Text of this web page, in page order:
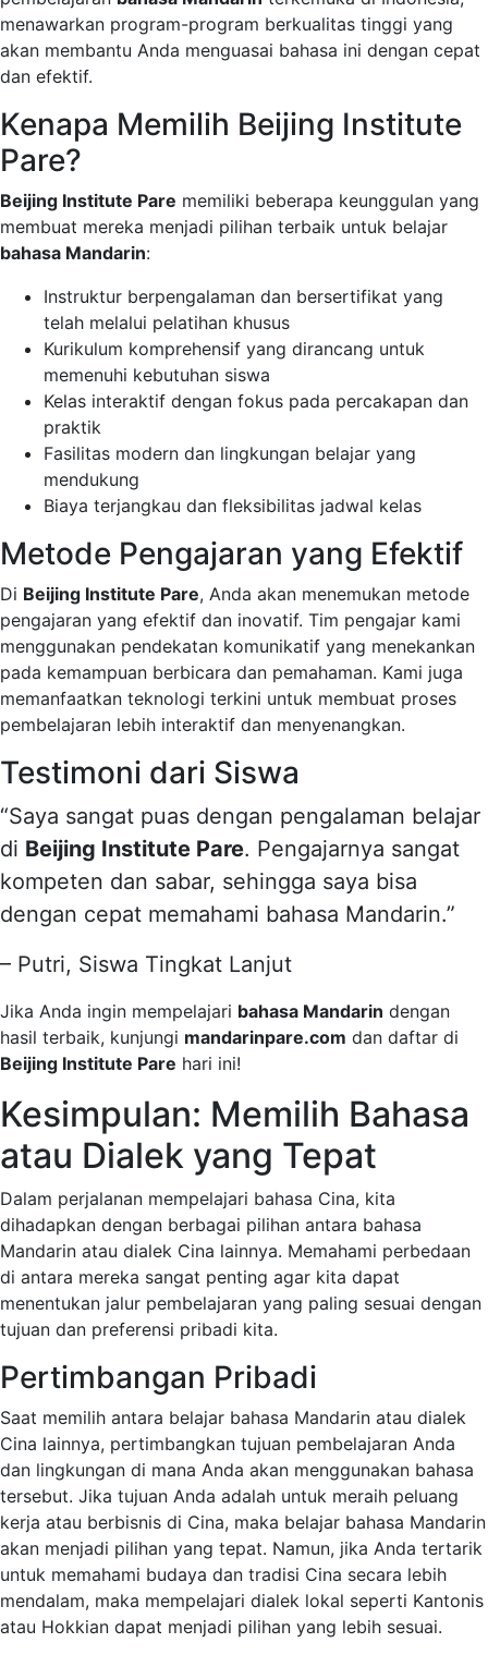
menawarkan program-program berkualitas tinggi yang
akan membantu Anda menguasai bahasa ini dengan cepat
dan efektif.
Kenapa Memilih Beijing Institute
Pare?
Beijing Institute Pare memiliki beberapa keunggulan yang
membuat mereka menjadi pilihan terbaik untuk belajar
bahasa Mandarin:
Instruktur berpengalaman dan bersertifikat yang
telah melalui pelatihan khusus
Kurikulum komprehensif yang dirancang untuk
memenuhi kebutuhan siswa
Kelas interaktif dengan fokus pada percakapan dan
praktik
Fasilitas modern dan lingkungan belajar yang
mendukung
Biaya terjangkau dan fleksibilitas jadwal kelas
Metode Pengajaran yang Efektif
Di Beijing Institute Pare, Anda akan menemukan metode
pengajaran yang efektif dan inovatif. Tim pengajar kami
menggunakan pendekatan komunikatif yang menekankan
pada kemampuan berbicara dan pemahaman. Kami juga
memanfaatkan teknologi terkini untuk membuat proses
pembelajaran lebih interaktif dan menyenangkan.
Testimoni dari Siswa
“Saya sangat puas dengan pengalaman belajar
di Beijing Institute Pare. Pengajarnya sangat
kompeten dan sabar, sehingga saya bisa
dengan cepat memahami bahasa Mandarin.”
– Putri, Siswa Tingkat Lanjut
Jika Anda ingin mempelajari bahasa Mandarin dengan
hasil terbaik, kunjungi mandarinpare.com dan daftar di
Beijing Institute Pare hari ini!
Kesimpulan: Memilih Bahasa
atau Dialek yang Tepat
Dalam perjalanan mempelajari bahasa Cina, kita
dihadapkan dengan berbagai pilihan antara bahasa
Mandarin atau dialek Cina lainnya. Memahami perbedaan
di antara mereka sangat penting agar kita dapat
menentukan jalur pembelajaran yang paling sesuai dengan
tujuan dan preferensi pribadi kita.
Pertimbangan Pribadi
Saat memilih antara belajar bahasa Mandarin atau dialek
Cina lainnya, pertimbangkan tujuan pembelajaran Anda
dan lingkungan di mana Anda akan menggunakan bahasa
tersebut. Jika tujuan Anda adalah untuk meraih peluang
kerja atau berbisnis di Cina, maka belajar bahasa Mandarin
akan menjadi pilihan yang tepat. Namun, jika Anda tertarik
untuk memahami budaya dan tradisi Cina secara lebih
mendalam, maka mempelajari dialek lokal seperti Kantonis
atau Hokkian dapat menjadi pilihan yang lebih sesuai.